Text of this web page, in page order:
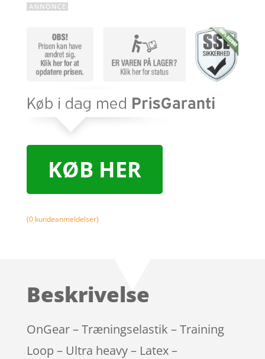
KØB HER
(0kundeanmeldelser)
Beskrivelse
OnGear – Træningselastik – Training
Loop – Ultra heavy – Latex –